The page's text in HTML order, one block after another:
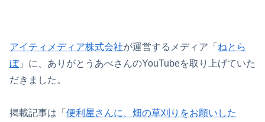
アイティメディア株式会社が運営するメディア「 ねとら
ぼ」に、ありがとうあべさんのYouTubeを取り上げていた
だきました。
掲載記事は「 便利屋さんに、畑の草刈りをお願いした